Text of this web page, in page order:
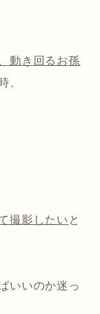
動き回るお孫
、
撮影したい と
いいのか迷っ